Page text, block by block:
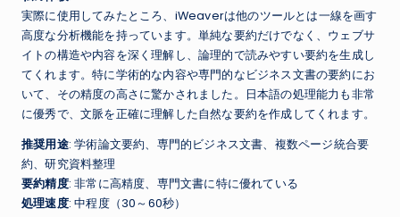
実際に使用してみたところ、iWeaverは他のツールとは一線を画す
高度な分析機能を持っています。単純な要約だけでなく、ウェブサ
イトの構造や内容を深く理解し、論理的で読みやすい要約を生成し
てくれます。特に学術的な内容や専門的なビジネス文書の要約にお
いて、その精度の高さに驚かされました。日本語の処理能力も非常
に優秀で、文脈を正確に理解した自然な要約を作成してくれます。
推奨用途: 学術論文要約、専門的ビジネス文書、複数ページ統合要
約、研究資料整理
要約精度: 非常に高精度、専門文書に特に優れている
処理速度: 中程度（30～60秒）